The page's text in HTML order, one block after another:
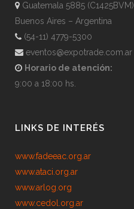
Guatemala 5885 (C1425BVM)
Buenos Aires – Argentina
(54-11) 4779-5300
eventos@expotrade.com.ar
Horario de atención:
9:00 a 18:00 hs.
LINKS DE INTERÉS
www.fadeeac.org.ar
www.ataci.org.ar
www.arlog.org
www.cedol.org.ar